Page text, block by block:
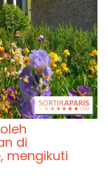
di
mengikuti